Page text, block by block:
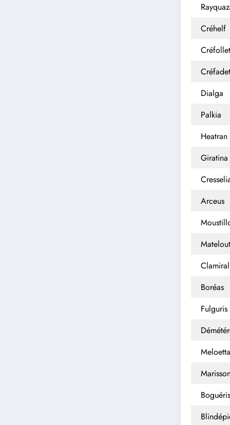
Créhelf
Créfollet
Créfadet
Dialga
Palkia
Heatran
Giratina
Arceus
Clamiral
Boréas
Fulguris
Meloetta